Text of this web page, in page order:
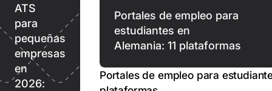
ATS
para
pequeñas
empresas
en
2026:
Portales de empleo para
estudiantes en
Alemania: 11 plataformas
Portales de empleo para